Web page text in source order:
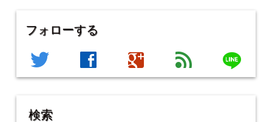
フォローする
twitter facebook google feed line
検索